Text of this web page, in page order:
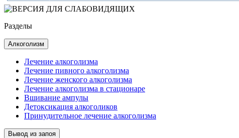
Разделы
Алкоголизм
Лечение алкоголизма
Лечение пивного алкоголизма
Лечение женского алкоголизма
Лечение алкоголизма в стационаре
Вшивание ампулы
Детоксикация алкоголиков
Принудительное лечение алкоголизма
Вывод из запоя